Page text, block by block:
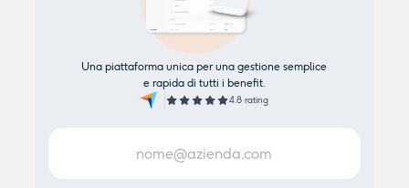
Una piattaforma unica per una gestione semplice
e rapida di tutti i benefit.
4.8 rating